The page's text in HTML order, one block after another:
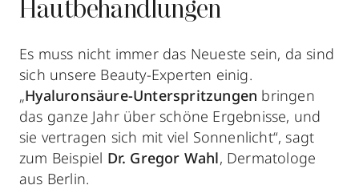
Hautbehandlungen
Es muss nicht immer das Neueste sein, da sind
sich unsere Beauty-Experten einig.
„Hyaluronsäure-Unterspritzungen bringen
das ganze Jahr über schöne Ergebnisse, und
sie vertragen sich mit viel Sonnenlicht“, sagt
zum Beispiel Dr. Gregor Wahl, Dermatologe
aus Berlin.